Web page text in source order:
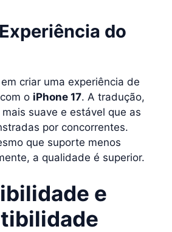
do
criar uma experiência de
o iPhone 17. A tradução,
suave e estável que as
por concorrentes.
que suporte menos
a qualidade é superior.
e